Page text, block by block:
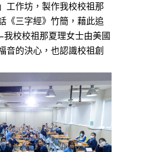
工作坊，製作我校校祖那
《三字經》竹簡，藉此追
校校祖那夏理女士由美國
音的決心，也認識校祖創